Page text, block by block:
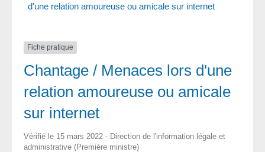
d'une relation amoureuse ou amicale sur internet
Fiche pratique
Chantage / Menaces lors d'une
relation amoureuse ou amicale
sur internet
Vérifié le 15 mars 2022 - Direction de l'information légale et
administrative (Première ministre)